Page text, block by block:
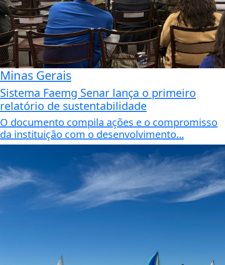
Minas Gerais
Sistema Faemg Senar lança o primeiro
relatório de sustentabilidade
O documento compila ações e o compromisso
da instituição com o desenvolvimento...